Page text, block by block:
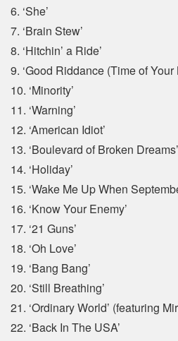
6. ‘She’
7. ‘Brain Stew’
8. ‘Hitchin’ a Ride’
9. ‘Good Riddance (Time of Your
10. ‘Minority’
11. ‘Warning’
12. ‘American Idiot’
13. ‘Boulevard of Broken Dreams’
14. ‘Holiday’
15. ‘Wake Me Up When
16. ‘Know Your Enemy’
17. ‘21 Guns’
18. ‘Oh Love’
19. ‘Bang Bang’
20. ‘Still Breathing’
21. ‘Ordinary World’ (featuring
22. ‘Back In The USA’